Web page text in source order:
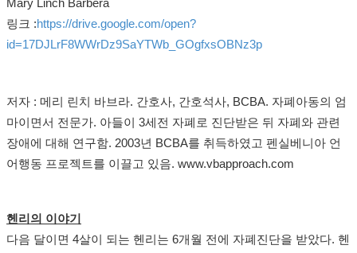
Mary Linch Barbera
링크 :https://drive.google.com/open?
id=17DJLrF8WWrDz9SaYTWb_GOgfxsOBNz3p
저자 : 메리 린치 바브라. 간호사, 간호석사, BCBA. 자폐아동의 엄
마이면서 전문가. 아들이 3세전 자폐로 진단받은 뒤 자폐와 관련
장애에 대해 연구함. 2003년 BCBA를 취득하였고 펜실베니아 언
어행동 프로젝트를 이끌고 있음. www.vbapproach.com
헨리의 이야기
다음 달이면 4살이 되는 헨리는 6개월 전에 자폐진단을 받았다. 헨